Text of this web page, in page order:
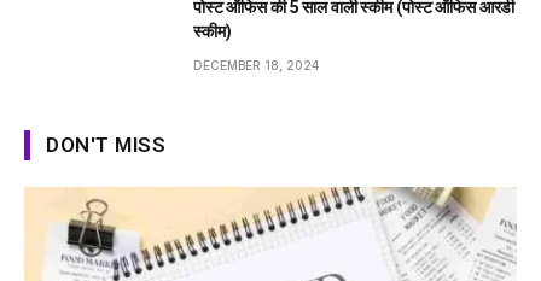
पोस्ट ऑफिस की 5 साल वाली स्कीम (पोस्ट ऑफिस आरडी
स्कीम)
DECEMBER 18, 2024
DON'T MISS